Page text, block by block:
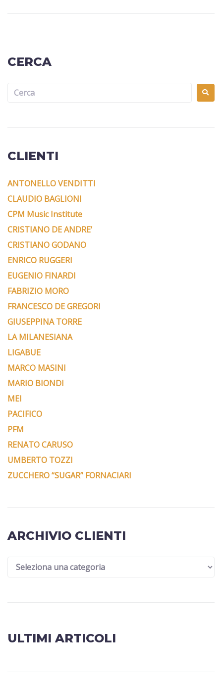
CERCA
CLIENTI
ANTONELLO VENDITTI
CLAUDIO BAGLIONI
CPM Music Institute
CRISTIANO DE ANDRE’
CRISTIANO GODANO
ENRICO RUGGERI
EUGENIO FINARDI
FABRIZIO MORO
FRANCESCO DE GREGORI
GIUSEPPINA TORRE
LA MILANESIANA
LIGABUE
MARCO MASINI
MARIO BIONDI
MEI
PACIFICO
PFM
RENATO CARUSO
UMBERTO TOZZI
ZUCCHERO “SUGAR” FORNACIARI
ARCHIVIO CLIENTI
ULTIMI ARTICOLI